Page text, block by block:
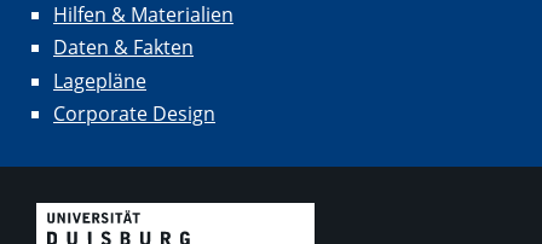
Hilfen & Materialien
Daten & Fakten
Lagepläne
Corporate Design